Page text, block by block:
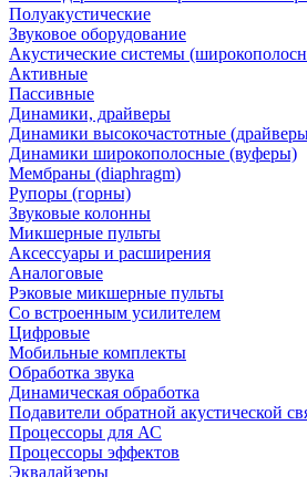
Полуакустические
Звуковое оборудование
Акустические системы
Активные
Пассивные
Динамики, драйверы
Динамики высокочастотные
Динамики широкополосные (вуферы)
Мембраны (diaphragm)
Рупоры (горны)
Звуковые колонны
Микшерные пульты
Аксессуары и расширения
Аналоговые
Рэковые микшерные пульты
Со встроенным усилителем
Цифровые
Мобильные комплекты
Обработка звука
Динамическая обработка
Подавители обратной акустической
Процессоры для АС
Процессоры эффектов
Эквалайзеры